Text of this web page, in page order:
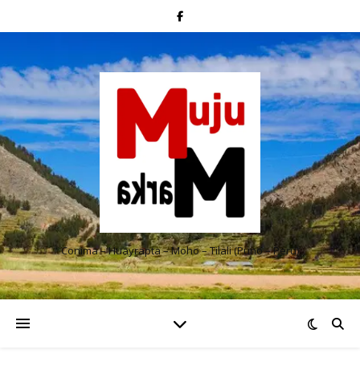
Conima – Huayrapta – Moho – Tilali (Puno – Perú)